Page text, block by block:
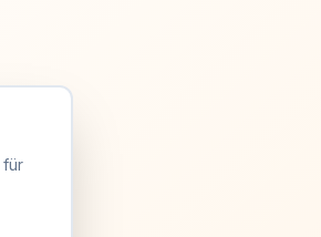
für